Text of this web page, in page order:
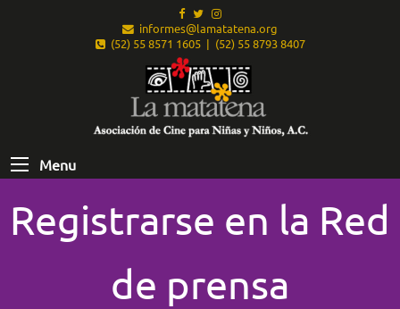
informes@lamatatena.org
(52) 55 8571 1605 | (52) 55 8793 8407
Menu
Registrarse en la Red
de prensa